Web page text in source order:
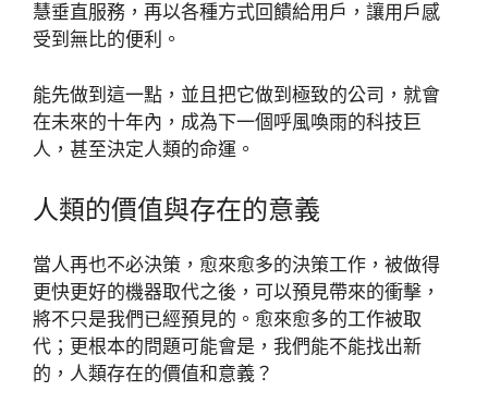
慧垂直服務，再以各種方式回饋給用戶，讓用戶感
受到無比的便利。
能先做到這一點，並且把它做到極致的公司，就會
在未來的十年內，成為下一個呼風喚雨的科技巨
人，甚至決定人類的命運。
人類的價值與存在的意義
當人再也不必決策，愈來愈多的決策工作，被做得
更快更好的機器取代之後，可以預見帶來的衝擊，
將不只是我們已經預見的。愈來愈多的工作被取
代；更根本的問題可能會是，我們能不能找出新
的，人類存在的價值和意義？